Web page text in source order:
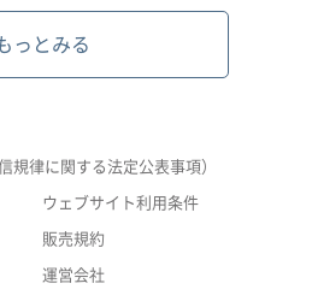
っとみる
規律に関する法定公表事項）
ウェブサイト利用条件
販売規約
運営会社